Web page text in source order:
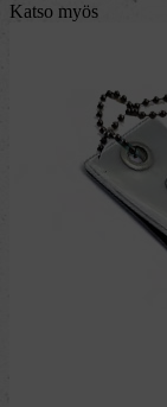
Katso myös